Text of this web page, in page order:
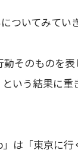
ついてみてい
そのものを
いう結果に
は「東京に